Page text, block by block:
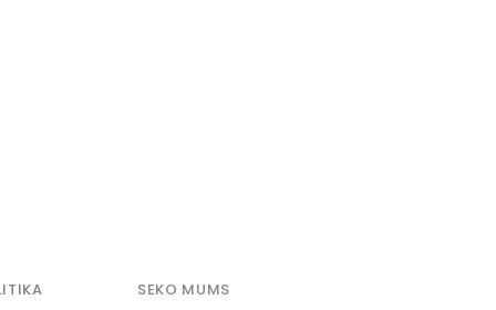
SEKO MUMS